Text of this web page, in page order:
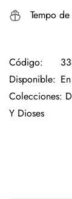
Tempo
Código:
Disponible:
Colecciones:
Y Dioses